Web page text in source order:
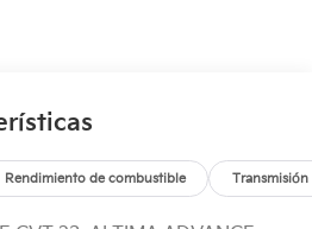
Rendimiento de combustible Transmisión